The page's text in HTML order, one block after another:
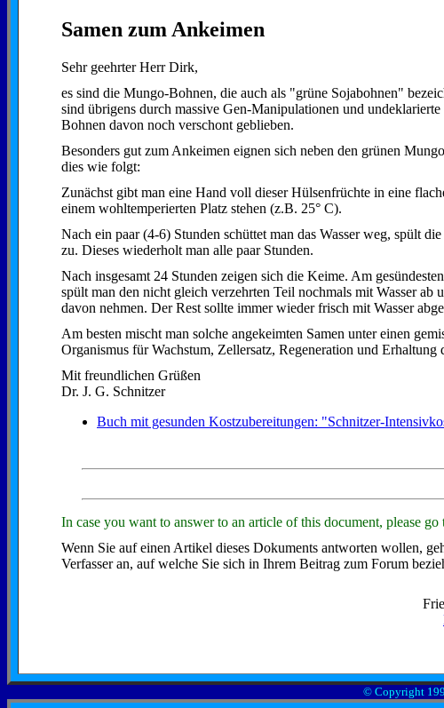
Samen zum Ankeimen
Sehr geehrter Herr Dirk,
es sind die Mungo-Bohnen, die auch als "grüne Sojabohnen"
sind übrigens durch massive Gen-Manipulationen und
Bohnen davon noch verschont geblieben.
Besonders gut zum Ankeimen eignen sich neben den grünen
dies wie folgt:
Zunächst gibt man eine Hand voll dieser Hülsenfrüchte in eine
einem wohltemperierten Platz stehen (z.B. 25° C).
Nach ein paar (4-6) Stunden schüttet man das Wasser weg, spült
zu. Dieses wiederholt man alle paar Stunden.
Nach insgesamt 24 Stunden zeigen sich die Keime. Am
spült man den nicht gleich verzehrten Teil nochmals mit Wasser
davon nehmen. Der Rest sollte immer wieder frisch mit Wasser
Am besten mischt man solche angekeimten Samen unter einen
Organismus für Wachstum, Zellersatz, Regeneration und Erhaltung
Mit freundlichen Grüßen
Dr. J. G. Schnitzer
Buch mit gesunden Kostzubereitungen: "Schnitzer-
In case you want to answer to an article of this document, please go
Wenn Sie auf einen Artikel dieses Dokuments antworten wollen,
Verfasser an, auf welche Sie sich in Ihrem Beitrag zum Forum
© Copyright